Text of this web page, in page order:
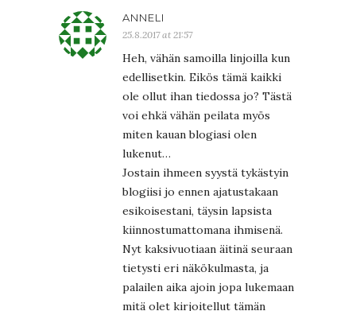
ANNELI
25.8.2017 at 21:57
Heh, vähän samoilla linjoilla kun
edellisetkin. Eikös tämä kaikki
ole ollut ihan tiedossa jo? Tästä
voi ehkä vähän peilata myös
miten kauan blogiasi olen
lukenut…
Jostain ihmeen syystä tykästyin
blogiisi jo ennen ajatustakaan
esikoisestani, täysin lapsista
kiinnostumattomana ihmisenä.
Nyt kaksivuotiaan äitinä seuraan
tietysti eri näkökulmasta, ja
palailen aika ajoin jopa lukemaan
mitä olet kirjoitellut tämän